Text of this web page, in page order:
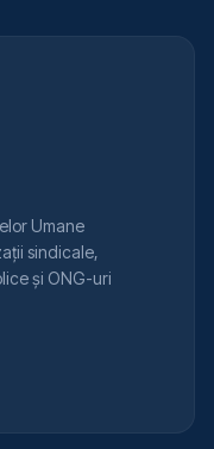
Umane
sindicale,
și ONG-uri